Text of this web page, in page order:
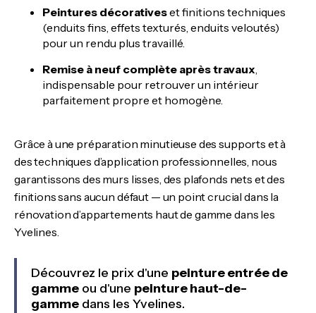
Peintures décorativeset finitions techniques
(enduits fins, effets texturés, enduits veloutés)
pour un rendu plus travaillé.
Remise à neuf complète après travaux,
indispensable pour retrouver un intérieur
parfaitement propre et homogène.
Grâce à une préparation minutieuse des supports et à
des techniques d’application professionnelles, nous
garantissons des murs lisses, des plafonds nets et des
finitions sans aucun défaut — un point crucial dans la
rénovation d’appartements haut de gamme dans les
Yvelines.
Découvrez le prix d'une peinture entrée de
gamme ou d'une peinture haut-de-
gamme dans les Yvelines.